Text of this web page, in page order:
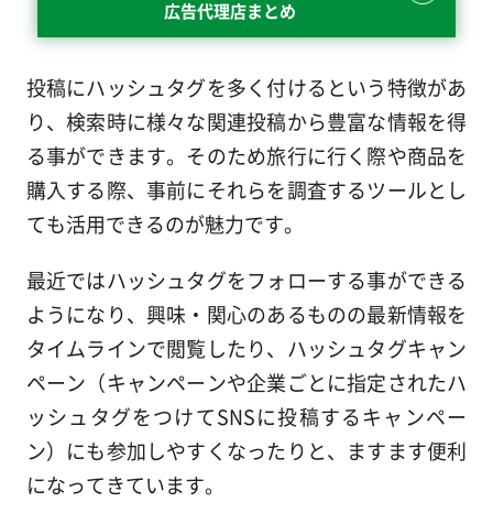
広告代理店まとめ
投稿にハッシュタグを多く付けるという特徴があ
り、検索時に様々な関連投稿から豊富な情報を得
る事ができます。そのため旅行に行く際や商品を
購入する際、事前にそれらを調査するツールとし
ても活用できるのが魅力です。
最近ではハッシュタグをフォローする事ができる
ようになり、興味・関心のあるものの最新情報を
タイムラインで閲覧したり、ハッシュタグキャン
ペーン（キャンペーンや企業ごとに指定されたハ
ッシュタグをつけてSNSに投稿するキャンペー
ン）にも参加しやすくなったりと、ますます便利
になってきています。